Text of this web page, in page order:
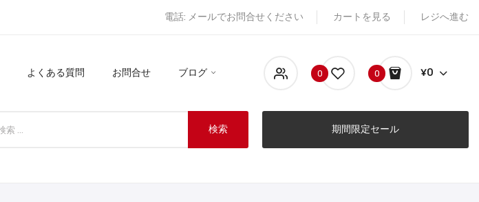
電話: メールでお問合せください カートを見る レジへ進む
よくある質問 お問合せ ブログ 0 0 ¥0
検索 期間限定セール